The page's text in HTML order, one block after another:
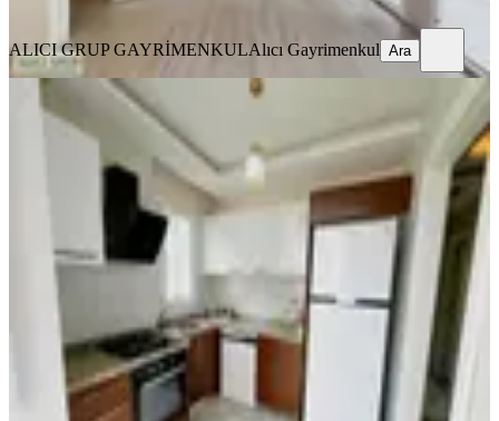
ALICI GRUP GAYRİMENKULAlıcı Gayrimenkul Ara
YENİ
Gürselpaşa'da Geniş K.mutfak D.gazlı
2+1 Full Eşyalı Depozitosuz
Seyhan, Gürselpaşa Mahallesi
2+1·110 m²·5. Kat 06.08.2026
31.000 ₺
Buluş GayrimenkulOZAN CENGİZ